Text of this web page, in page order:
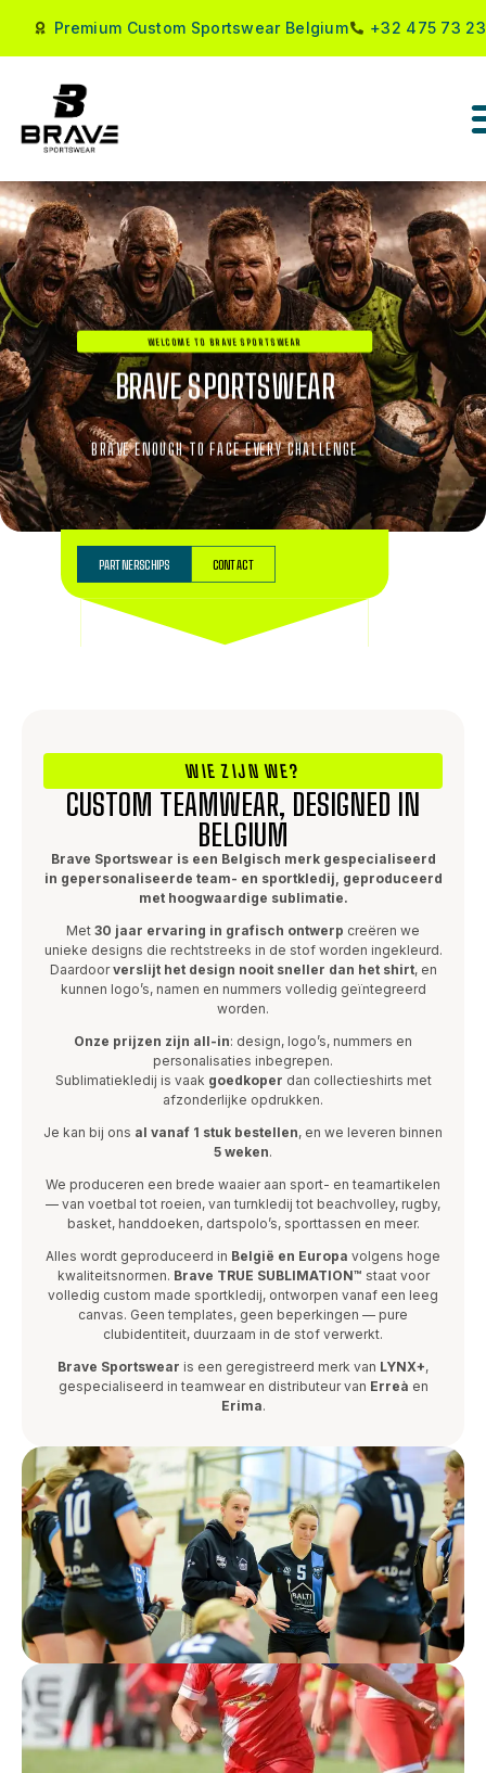
Premium Custom Sportswear Belgium +32 475 73
WELCOME TO BRAVE SPORTSWEAR
BRAVE SPORTSWEAR
PREMIUMQUALITY
BRAVE ENOUGH TO FACE EVERY CHALLENGE
PARTNERSCHIPS CONTACT
WIE ZIJN WE?
CUSTOM TEAMWEAR, DESIGNED IN
BELGIUM
Brave Sportswear is een Belgisch merk gespecialiseerd
in gepersonaliseerde team- en sportkledij, geproduceerd
met hoogwaardige sublimatie.
Met 30 jaar ervaring in grafisch ontwerp creëren we
unieke designs die rechtstreeks in de stof worden ingekleurd.
Daardoorverslijt het design nooit sneller dan het shirt, en
kunnen logo’s, namen en nummers volledig geïntegreerd
worden.
Onze prijzen zijn all-in: design, logo’s, nummers en
personalisaties inbegrepen.
Sublimatiekledij is vaak goedkoper dan collectieshirts met
afzonderlijke opdrukken.
Je kan bij ons al vanaf 1 stuk bestellen, en we leveren binnen
5 weken.
We produceren een brede waaier aan sport- en teamartikelen
— van voetbal tot roeien, van turnkledij tot beachvolley, rugby,
basket, handdoeken, dartspolo’s, sporttassen en meer.
Alles wordt geproduceerd in België en Europa volgens hoge
kwaliteitsnormen. Brave TRUE SUBLIMATION™ staat voor
volledig custom made sportkledij, ontworpen vanaf een leeg
canvas. Geen templates, geen beperkingen — pure
clubidentiteit, duurzaam in de stof verwerkt.
Brave Sportswear is een geregistreerd merk van LYNX+,
gespecialiseerd in teamwear en distributeur van Erreà en
Erima.